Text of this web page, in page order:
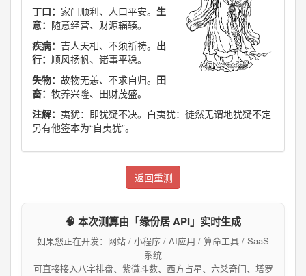
丁口： 家门顺利、人口平安。 生
意： 随意经营、财源辐辏。
疾病： 吉人天相、不须祈祷。 出
行： 顺风扬帆、诸事平稳。
失物： 故物无恙、不求自归。 田
畜： 牧养兴隆、田财茂盛。
注解： 夷犹：即犹疑不决。白夷犹：徒然无谓地犹疑不定
另有他签本为“自夷犹”。
返回重测
🧠 本次测算由「缘份居 API」实时生成
如果您正在开发：网站 / 小程序 / AI应用 / 算命工具 / SaaS
系统
可直接接入八字排盘、紫微斗数、西方占星、六爻奇门、塔罗